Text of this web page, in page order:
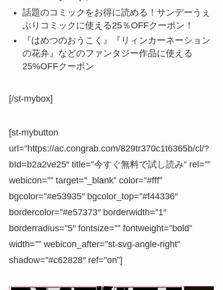
話題のコミックをお得に読める！サンデーうぇ
ぶりコミックに使える25％OFFクーポン！
『はめつのおうこく』『リィンカーネーション
の花弁』などのファンタジー作品に使える
25%OFFクーポン
[/st-mybox]
[st-mybutton
url=”https://ac.congrab.com/829tr370c1t6365b/cl/?
bId=b2a2ve25″ title=”今すぐ無料で試し読み” rel=””
webicon=”” target=”_blank” color=”#fff”
bgcolor=”#e53935″ bgcolor_top=”#f44336″
bordercolor=”#e57373″ borderwidth=”1″
borderradius=”5″ fontsize=”” fontweight=”bold”
width=”” webicon_after=”st-svg-angle-right”
shadow=”#c62828″ ref=”on”]